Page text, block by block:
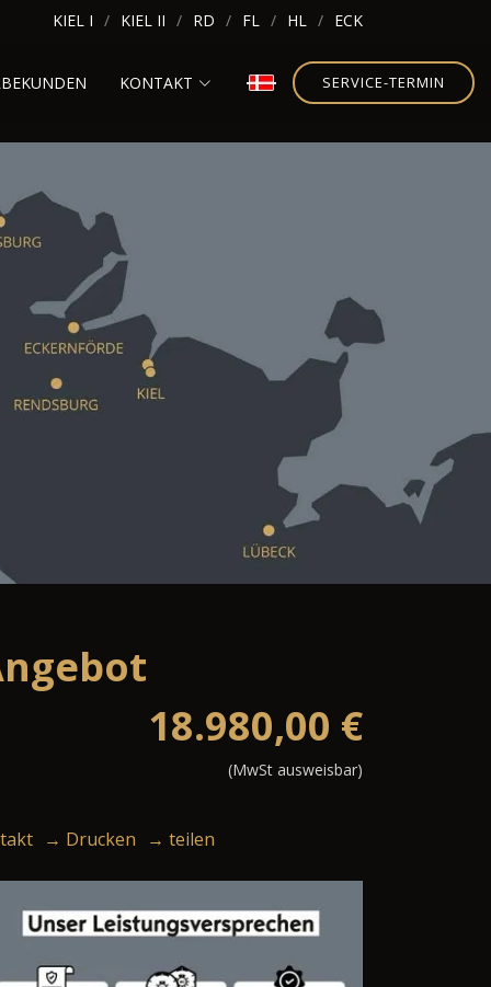
KIEL I KIEL II RD FL HL ECK
KONTAKT SERVICE-TERMIN
18.980,00 €
(MwSt ausweisbar)
→ Drucken → teilen